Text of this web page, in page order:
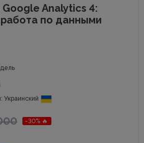
Analytics 4:
по данными
Украинский
-30% 🔥